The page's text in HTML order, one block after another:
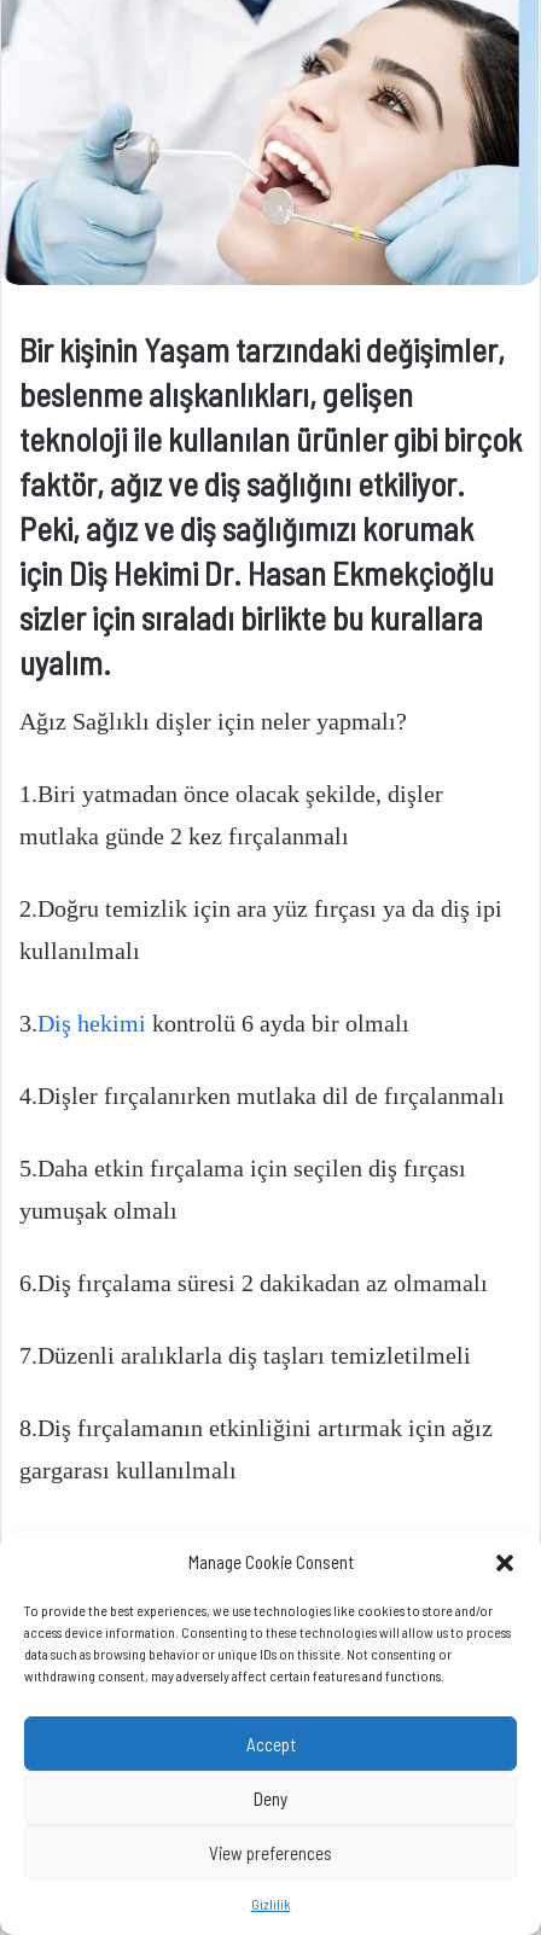
Manage Cookie Consent
To provide the best experiences, we use technologies like cookies to store and/or
access device information. Consenting to these technologies will allow us to process
data such as browsing behavior or unique IDs on this site. Not consenting or
withdrawing consent, may adversely affect certain features and functions.
Accept
Deny
View preferences
Gizlilik